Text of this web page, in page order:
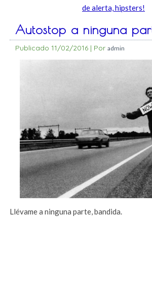
de alerta, hipsters!
Autostop a ninguna
Publicado 11/02/2016 | Por admin
Llévame a ninguna parte, bandida.